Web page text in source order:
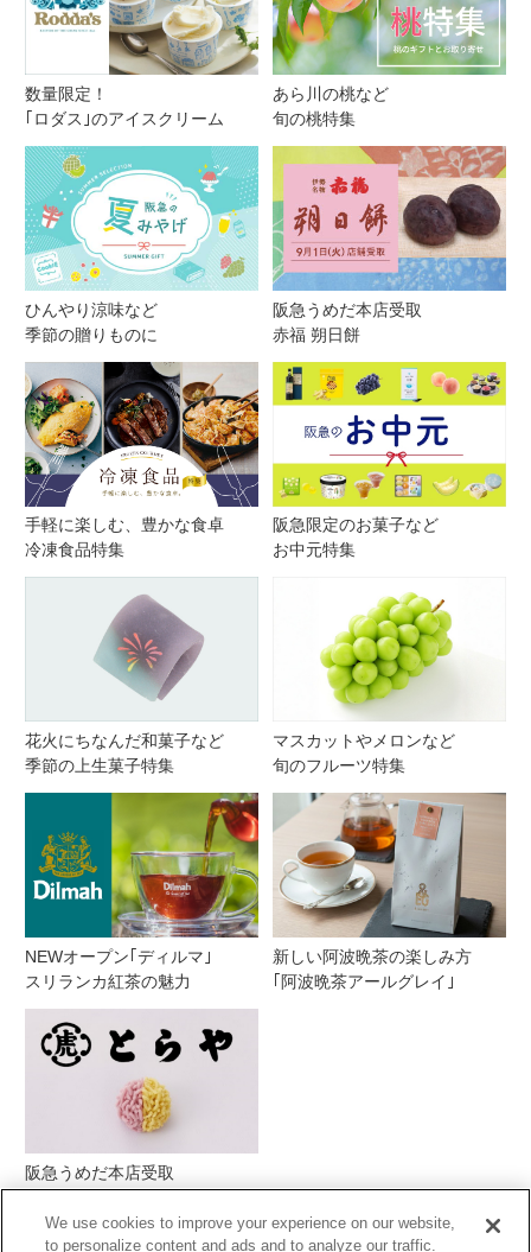
数量限定！
｢ロダス｣のアイスクリーム
あら川の桃など
旬の桃特集
ひんやり涼味など
季節の贈りものに
阪急うめだ本店受取
赤福 朔日餅
手軽に楽しむ、豊かな食卓
冷凍食品特集
阪急限定のお菓子など
お中元特集
花火にちなんだ和菓子など
季節の上生菓子特集
マスカットやメロンなど
旬のフルーツ特集
NEWオープン｢ディルマ｣
スリランカ紅茶の魅力
新しい阿波晩茶の楽しみ方
｢阿波晩茶アールグレイ｣
阪急うめだ本店受取
We use cookies to improve your experience on our website,
to personalize content and ads and to analyze our traffic.